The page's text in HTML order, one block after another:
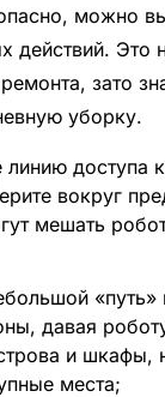
можно
действий. Это
зато
уборку.
линию доступа
вокруг
мешать
давая
и шкафы,
места;